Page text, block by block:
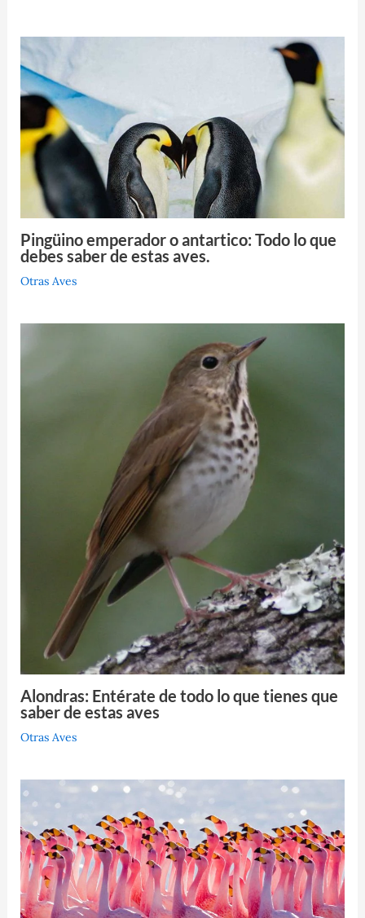
Pingüino emperador o antartico: Todo lo que
debes saber de estas aves.
Otras Aves
Alondras: Entérate de todo lo que tienes que
saber de estas aves
Otras Aves